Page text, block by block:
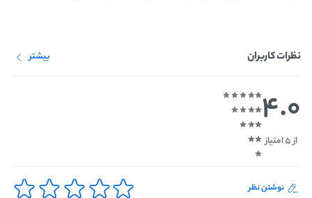
نظرات کاربران بیشتر
4.0
از 5 امتیاز
نوشتن نظر